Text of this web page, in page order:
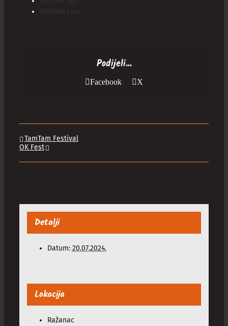
Podijeli...
Facebook X
TamTam Festival
OK Fest
Detalji
Datum: 20.07.2024.
Lokacija
Ražanac